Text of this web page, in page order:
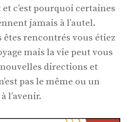
c’est pourquoi certaines
jamais à l’autel.
êtes rencontrés vous étiez
mais la vie peut vous
directions et
pas le même ou un
l’avenir.